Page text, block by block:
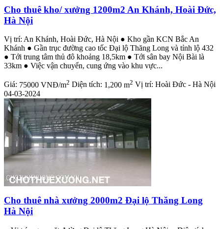
Cho thuê kho/ xưởng 1200m2 An Khánh, Hoài Đức,
Hà Nội
Vị trí: An Khánh, Hoài Đức, Hà Nội ● Kho gần KCN Bắc An
Khánh ● Gần trục đường cao tốc Đại lộ Thăng Long và tỉnh lộ 432
● Tới trung tâm thủ đô khoảng 18,5km ● Tới sân bay Nội Bài là
33km ● Việc vận chuyển, cung ứng vào khu vực...
Giá: 75000 VNĐ/m2 Diện tích: 1,200 m2 Vị trí: Hoài Đức - Hà Nội
04-03-2024
Cho thuê nhà xưởng 2000m2 Đại lộ Thăng Long
Hà Nội